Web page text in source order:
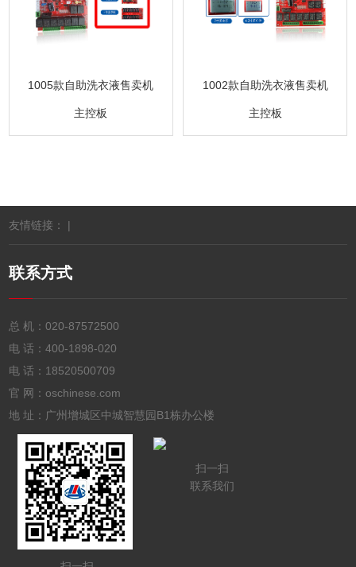
1005款自助洗衣液售卖机
主控板
1002款自助洗衣液售卖机
主控板
友情链接： |
联系方式
总 机：020-87572500
电 话：400-1898-020
电 话： 18520500709
官 网：oschinese.com
地 址：广州增城区中城智慧园B1栋办公楼
扫一扫
联系我们